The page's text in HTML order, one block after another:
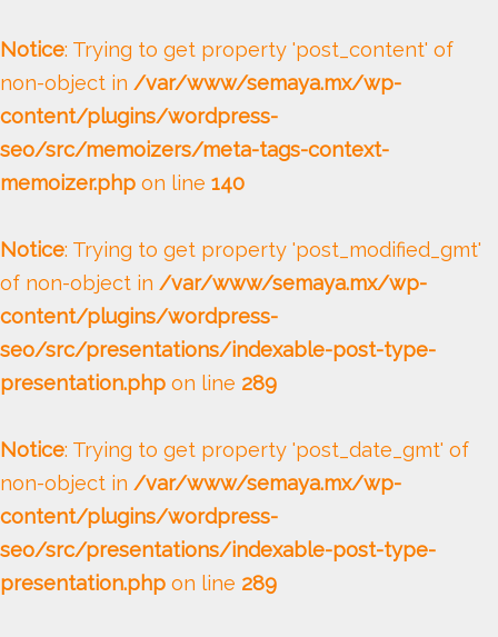
Notice: Trying to get property 'post_content' of
non-object in /var/www/semaya.mx/wp-
content/plugins/wordpress-
seo/src/memoizers/meta-tags-context-
memoizer.php on line 140
Notice: Trying to get property 'post_modified_gmt'
of non-object in /var/www/semaya.mx/wp-
content/plugins/wordpress-
seo/src/presentations/indexable-post-type-
presentation.php on line 289
Notice: Trying to get property 'post_date_gmt' of
non-object in /var/www/semaya.mx/wp-
content/plugins/wordpress-
seo/src/presentations/indexable-post-type-
presentation.php on line 289